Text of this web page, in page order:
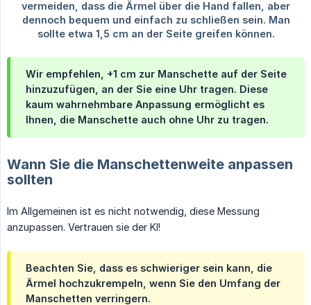
Wir empfehlen, +1 cm zur Manschette auf der Seite
hinzuzufügen, an der Sie eine Uhr tragen. Diese
kaum wahrnehmbare Anpassung ermöglicht es
Ihnen, die Manschette auch ohne Uhr zu tragen.
Wann Sie die Manschettenweite anpassen
sollten
Im Allgemeinen ist es nicht notwendig, diese Messung
anzupassen. Vertrauen sie der KI!
Beachten Sie, dass es schwieriger sein kann, die
Ärmel hochzukrempeln, wenn Sie den Umfang der
Manschetten verringern.